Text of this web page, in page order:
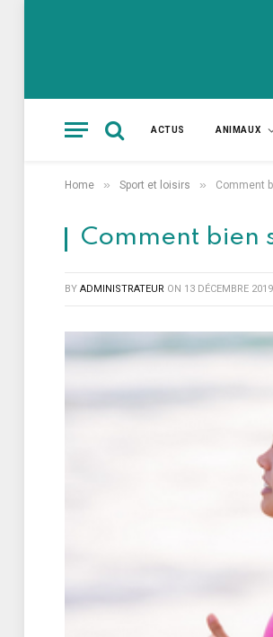
ACTUS ANIMAUX
Home » Sport et loisirs » Comment
Comment bien
BY ADMINISTRATEUR ON 13 DÉCEMBRE 2019